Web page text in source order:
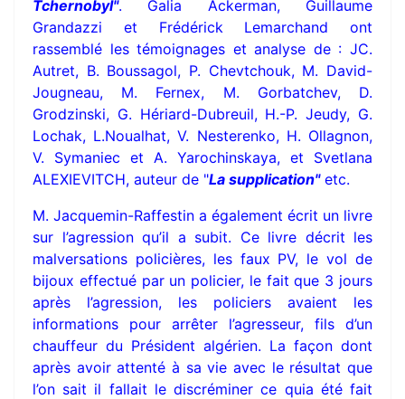
Tchernobyl". Galia Ackerman, Guillaume
Grandazzi et Frédérick Lemarchand ont
rassemblé les témoignages et analyse de : JC.
Autret, B. Boussagol, P. Chevtchouk, M. David-
Jougneau, M. Fernex, M. Gorbatchev, D.
Grodzinski, G. Hériard-Dubreuil, H.-P. Jeudy, G.
Lochak, L.Noualhat, V. Nesterenko, H. Ollagnon,
V. Symaniec et A. Yarochinskaya, et Svetlana
ALEXIEVITCH, auteur de "La supplication"etc.
M. Jacquemin-Raffestin a également écrit un livre
sur l’agression qu’il a subit. Ce livre décrit les
malversations policières, les faux PV, le vol de
bijoux effectué par un policier, le fait que 3 jours
après l’agression, les policiers avaient les
informations pour arrêter l’agresseur, fils d’un
chauffeur du Président algérien. La façon dont
après avoir attenté à sa vie avec le résultat que
l’on sait il fallait le discréminer ce quia été fait